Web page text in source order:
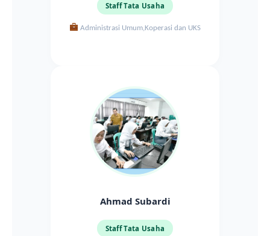
Staff Tata Usaha
Administrasi Umum,Koperasi dan UKS
Ahmad Subardi
Staff Tata Usaha